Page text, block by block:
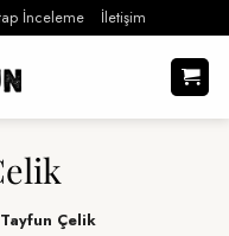
İnceleme İletişim
Tayfun Çelik